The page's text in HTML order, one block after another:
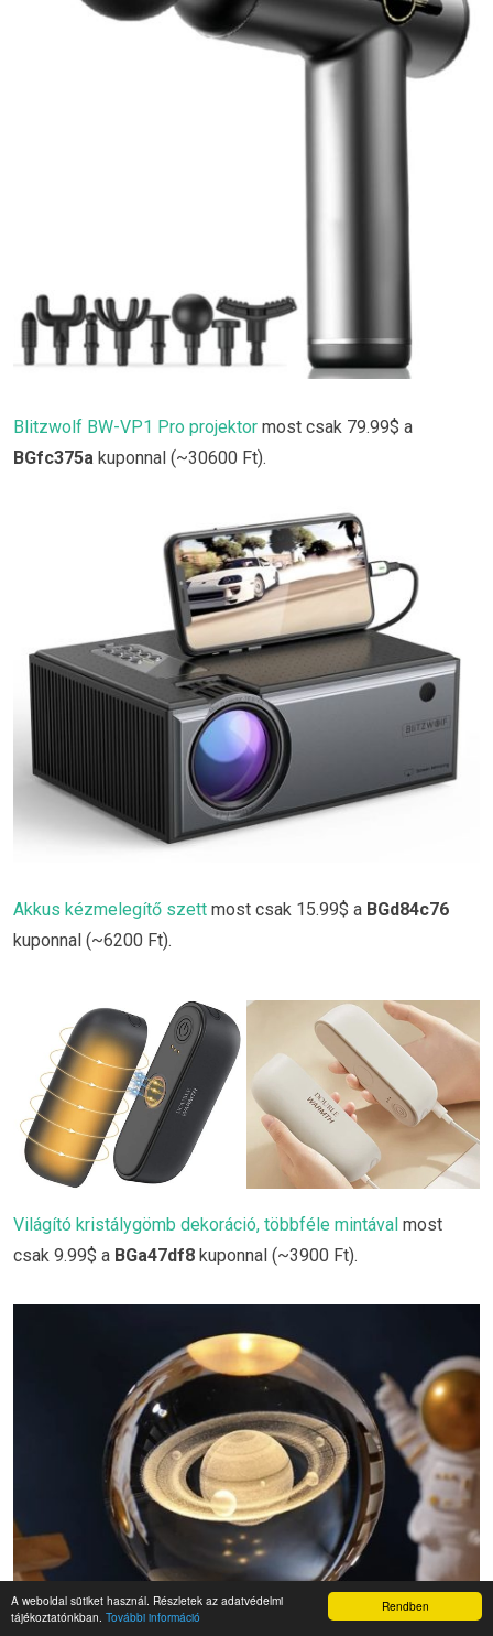
Rendben
A weboldal sütiket használ. Részletek az adatvédelmi
tájékoztatónkban. További információ
Blitzwolf BW-VP1 Pro projektor most csak 79.99$ a
BGfc375a kuponnal (~30600 Ft).
Akkus kézmelegítő szett most csak 15.99$ a BGd84c76
kuponnal (~6200 Ft).
Világító kristálygömb dekoráció, többféle mintával most
csak 9.99$ a BGa47df8 kuponnal (~3900 Ft).